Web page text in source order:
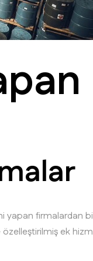
yapan firmalardan
ek